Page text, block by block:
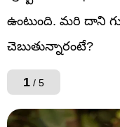
ఉంటుంది. మరి దాని
చెబుతున్నారంటే?
1 / 5